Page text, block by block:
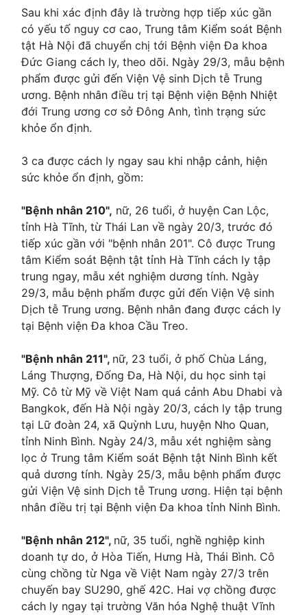
Sau khi xác định đây là trường hợp tiếp xúc gần
có yếu tố nguy cơ cao, Trung tâm Kiểm soát Bệnh
tật Hà Nội đã chuyển chị tới Bệnh viện Đa khoa
Đức Giang cách ly, theo dõi. Ngày 29/3, mẫu bệnh
phẩm được gửi đến Viện Vệ sinh Dịch tễ Trung
ương. Bệnh nhân điều trị tại Bệnh viện Bệnh Nhiệt
đới Trung ương cơ sở Đông Anh, tình trạng sức
khỏe ổn định.
3 ca được cách ly ngay sau khi nhập cảnh, hiện
sức khỏe ổn định, gồm:
"Bệnh nhân 210", nữ, 26 tuổi, ở huyện Can Lộc,
tỉnh Hà Tĩnh, từ Thái Lan về ngày 20/3, trước đó
tiếp xúc gần với "bệnh nhân 201". Cô được Trung
tâm Kiểm soát Bệnh tật tỉnh Hà Tĩnh cách ly tập
trung ngay, mẫu xét nghiệm dương tính. Ngày
29/3, mẫu bệnh phẩm được gửi đến Viện Vệ sinh
Dịch tễ Trung ương. Bệnh nhân đang được cách ly
tại Bệnh viện Đa khoa Cầu Treo.
"Bệnh nhân 211", nữ, 23 tuổi, ở phố Chùa Láng,
Láng Thượng, Đống Đa, Hà Nội, du học sinh tại
Mỹ. Cô từ Mỹ về Việt Nam quá cảnh Abu Dhabi và
Bangkok, đến Hà Nội ngày 20/3, cách ly tập trung
tại Lữ đoàn 24, xã Quỳnh Lưu, huyện Nho Quan,
tỉnh Ninh Bình. Ngày 24/3, mẫu xét nghiệm sàng
lọc ở Trung tâm Kiểm soát Bệnh tật Ninh Bình kết
quả dương tính. Ngày 25/3, mẫu bệnh phẩm được
gửi Viện Vệ sinh Dịch tễ Trung ương. Hiện tại bệnh
nhân điều trị tại Bệnh viện Đa khoa tỉnh Ninh Bình.
"Bệnh nhân 212", nữ, 35 tuổi, nghề nghiệp kinh
doanh tự do, ở Hòa Tiến, Hưng Hà, Thái Bình. Cô
cùng chồng từ Nga về Việt Nam ngày 27/3 trên
chuyến bay SU290, ghế 42C. Hai vợ chồng được
cách ly ngay tại trường Văn hóa Nghệ thuật Vĩnh